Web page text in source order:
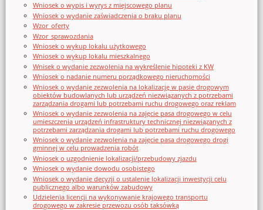
Wniosek o wypis i wyrys z miejscowego planu
Wniosek o wydanie zaświadczenia o braku planu
Wzor_oferty
Wzor_sprawozdania
Wniosek o wykup lokalu użytkowego
Wniosek o wykup lokalu mieszkalnego
Wnisek o wydanie zezwolenia na wykreślenie hipoteki z KW
Wniosek o nadanie numeru porządkowego nieruchomości
Wniosek o wydanie zezwolenia na lokalizację w pasie drogowym
obiektów budowlanych lub urządzeń niezwiązanych z potrzebami
zarządzania drogami lub potrzebami ruchu drogowego oraz reklam
Wniosek o wydanie zezwolenia na zajęcie pasa drogowego w celu
umieszczenia urządzeń infrastruktury technicznej niezwiązanych z
potrzebami zarządzania drogami lub potrzebami ruchu drogowego
Wniosek o wydanie zezwolenia na zajęcie pasa drogowego drogi
gminnej w celu prowadzenia robót
Wniosek o uzgodnienie lokalizacji/przebudowy zjazdu
Wniosek o wydanie dowodu osobistego
Wniosek o wydanie decyzji o ustalenie lokalizacji inwestycji celu
publicznego albo warunków zabudowy
Udzielenia licencji na wykonywanie krajowego transportu
drogowego w zakresie przewozu osób taksówką